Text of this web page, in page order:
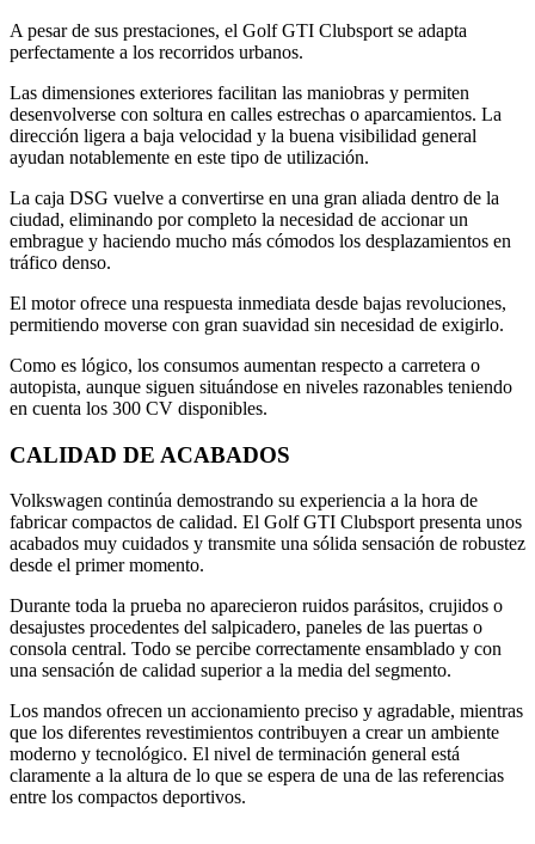
A pesar de sus prestaciones, el Golf GTI Clubsport se adapta
perfectamente a los recorridos urbanos.
Las dimensiones exteriores facilitan las maniobras y permiten
desenvolverse con soltura en calles estrechas o aparcamientos. La
dirección ligera a baja velocidad y la buena visibilidad general
ayudan notablemente en este tipo de utilización.
La caja DSG vuelve a convertirse en una gran aliada dentro de la
ciudad, eliminando por completo la necesidad de accionar un
embrague y haciendo mucho más cómodos los desplazamientos en
tráfico denso.
El motor ofrece una respuesta inmediata desde bajas revoluciones,
permitiendo moverse con gran suavidad sin necesidad de exigirlo.
Como es lógico, los consumos aumentan respecto a carretera o
autopista, aunque siguen situándose en niveles razonables teniendo
en cuenta los 300 CV disponibles.
CALIDAD DE ACABADOS
Volkswagen continúa demostrando su experiencia a la hora de
fabricar compactos de calidad. El Golf GTI Clubsport presenta unos
acabados muy cuidados y transmite una sólida sensación de robustez
desde el primer momento.
Durante toda la prueba no aparecieron ruidos parásitos, crujidos o
desajustes procedentes del salpicadero, paneles de las puertas o
consola central. Todo se percibe correctamente ensamblado y con
una sensación de calidad superior a la media del segmento.
Los mandos ofrecen un accionamiento preciso y agradable, mientras
que los diferentes revestimientos contribuyen a crear un ambiente
moderno y tecnológico. El nivel de terminación general está
claramente a la altura de lo que se espera de una de las referencias
entre los compactos deportivos.